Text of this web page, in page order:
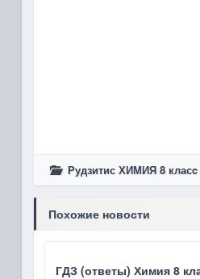
Рудзитис ХИМИЯ 8 класc
Похожие новости
ГДЗ (ответы) Химия 8